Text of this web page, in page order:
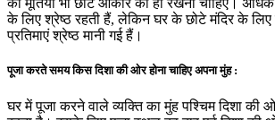
की मूर्तियां भी छोटे आकार की ही रखनी चाहिए। अधिक
के लिए श्रेष्ठ रहती हैं, लेकिन घर के छोटे मंदिर के
प्रतिमाएं श्रेष्ठ मानी गई हैं।
पूजा करते समय किस दिशा की ओर होना चाहिए अपना मुंह :
घर में पूजा करने वाले व्यक्ति का मुंह पश्चिम दिशा की